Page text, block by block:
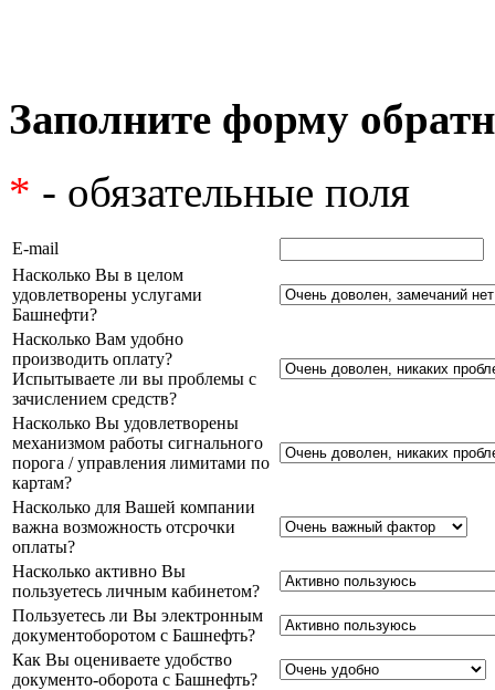
Заполните форму
* - обязательные поля
E-mail
Насколько Вы в целом
удовлетворены услугами
Башнефти?
Насколько Вам удобно
производить оплату?
Испытываете ли вы проблемы с
зачислением средств?
Насколько Вы удовлетворены
механизмом работы сигнального
порога / управления лимитами по
картам?
Насколько для Вашей компании
важна возможность отсрочки
оплаты?
Насколько активно Вы
пользуетесь личным кабинетом?
Пользуетесь ли Вы электронным
документоборотом с Башнефть?
Как Вы оцениваете удобство
документо-оборота с Башнефть?